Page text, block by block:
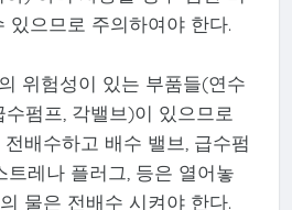
있으므로 주의하여야 한다.
위험성이 있는 부품들(연수
펌프, 각밸브)이 있으므로
배수하고 배수 밸브, 급수펌
트레나 플러그, 등은 열어놓
물은 전배수 시켜야 한다.